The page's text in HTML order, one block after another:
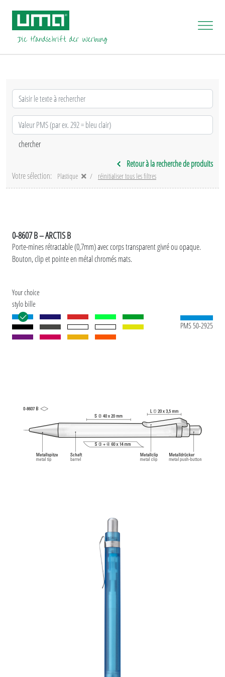
Retour à la recherche de produits
Votre sélection:
Plastique réinitialiser tous les filtres
0-8607 B – ARCTIS B
Porte-mines rétractable (0,7mm) avec corps transparent givré ou opaque.
Bouton, clip et pointe en métal chromés mats.
Your choice
stylo bille
PMS 50-2925